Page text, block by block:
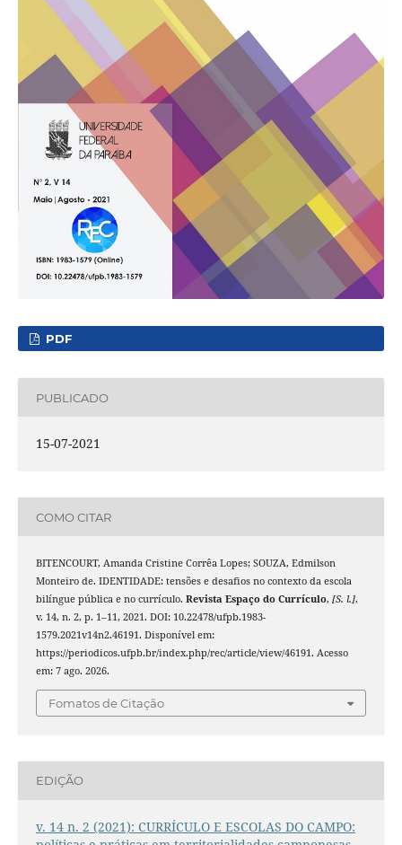
PDF
PUBLICADO
15-07-2021
COMO CITAR
BITENCOURT, Amanda Cristine Corrêa Lopes; SOUZA, Edmilson
Monteiro de. IDENTIDADE: tensões e desafios no contexto da escola
bilíngue pública e no currículo. Revista Espaço do Currículo, [S. l.],
v. 14, n. 2, p. 1–11, 2021. DOI: 10.22478/ufpb.1983-
1579.2021v14n2.46191. Disponível em:
https://periodicos.ufpb.br/index.php/rec/article/view/46191. Acesso
em: 7 ago. 2026.
Fomatos de Citação
EDIÇÃO
v. 14 n. 2 (2021): CURRÍCULO E ESCOLAS DO CAMPO: